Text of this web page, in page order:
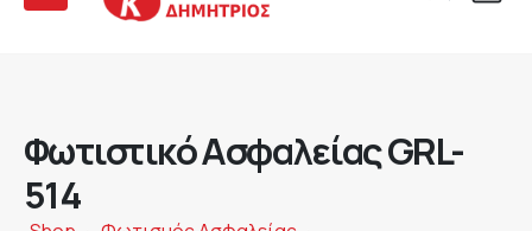
Φωτιστικό Ασφαλείας GRL-
514